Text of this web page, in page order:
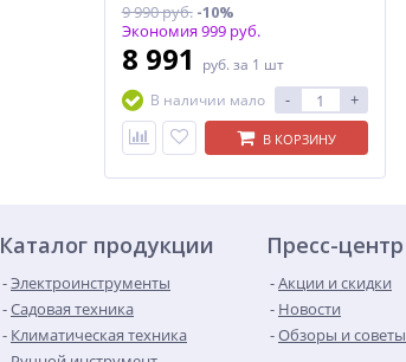
9 990 руб.-10%
Экономия 999 руб.
8 991 руб. за 1 шт
В наличии мало
- +
В КОРЗИНУ
Каталог продукции
Электроинструменты
Садовая техника
Климатическая техника
Пресс-центр
Акции и скидки
Новости
Обзоры и советы